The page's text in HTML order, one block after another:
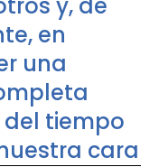
y, de
en
una
tiempo
cara